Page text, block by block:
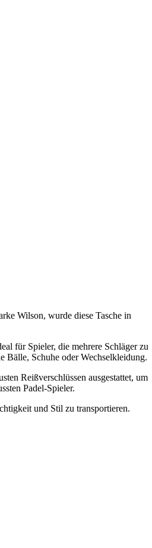
Wilson, wurde diese Tasche in
für Spieler, die mehrere Schläger zu
Bälle, Schuhe oder Wechselkleidung.
Reißverschlüssen ausgestattet, um
Padel-Spieler.
und Stil zu transportieren.